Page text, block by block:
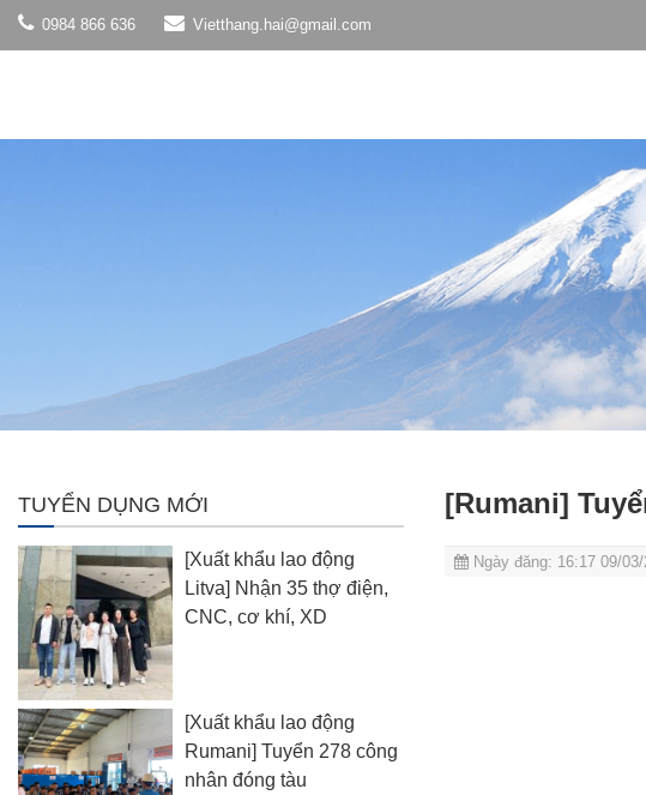
0984 866 636 Vietthang.hai@gmail.com
[Rumani]
Ngày đăng: 16:17 09/
TUYỂN DỤNG MỚI
[Xuất khẩu lao động
Litva] Nhận 35 thợ điện,
CNC, cơ khí, XD
[Xuất khẩu lao động
Rumani] Tuyển 278 công
nhân đóng tàu